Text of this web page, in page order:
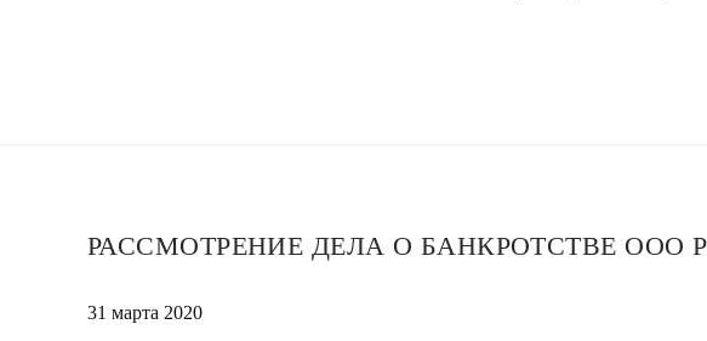
РАССМОТРЕНИЕ ДЕЛА О БАНКРОТСТВЕ ООО
31 марта 2020